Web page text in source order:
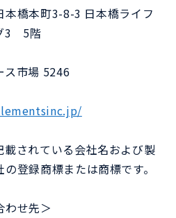
本橋本町3-8-3 日本橋ライフ
3 5階
ス市場 5246
されている会社名および製
登録商標または商標です。
わせ先＞